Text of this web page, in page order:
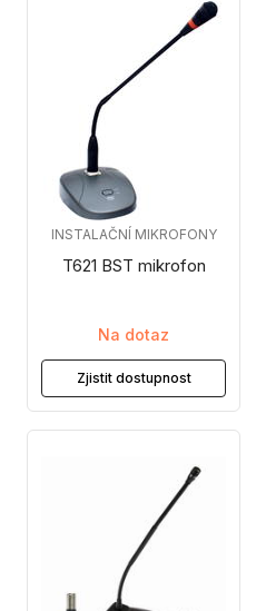
T621 BST mikrofon
INSTALAČNÍ MIKROFONY
Na dotaz
Zjistit dostupnost